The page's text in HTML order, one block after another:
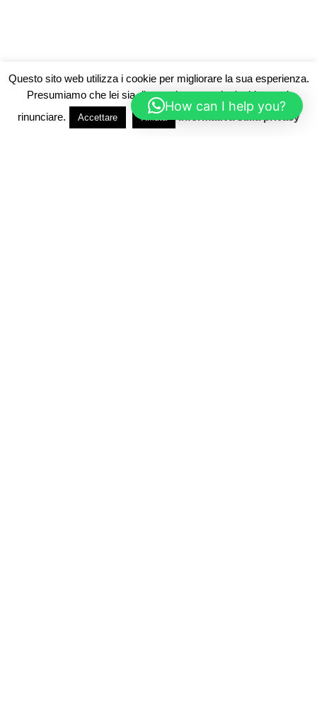
Questo sito web utilizza i cookie per migliorare la sua esperienza.
Presumiamo che lei sia d'accordo, ma se lo desidera può
rinunciare.
Accettare Rifiuta Informativa sulla privacy
How can I help you?